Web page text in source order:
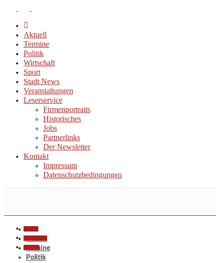
Aktuell
Termine
Politik
Wirtschaft
Sport
Stadt News
Veranstaltungen
Leserservice
Firmenportraits
Historisches
Jobs
Partnerlinks
Der Newsletter
Kontakt
Impressum
Datenschutzbedingungen
Termine
Politik